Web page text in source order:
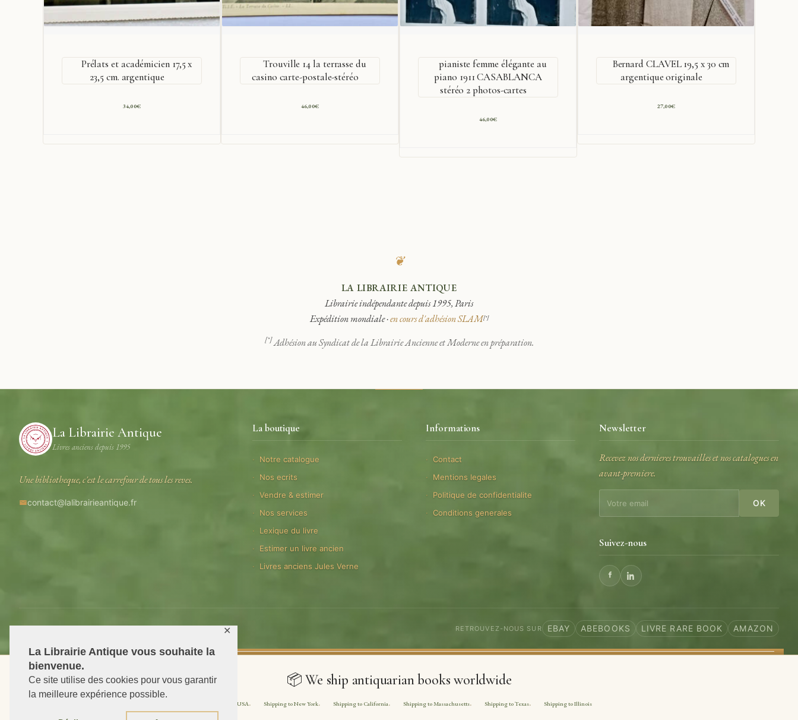
La Librairie Antique vous souhaite la
bienvenue.
Ce site utilise des cookies pour vous garantir
la meilleure expérience possible.
✕
Prélats et académicien 17,5 x
23,5 cm. argentique
34,00€
Trouville 14 la terrasse du
casino carte-postale-stéréo
46,00€
pianiste femme élégante au
piano 1911 CASABLANCA
stéréo 2 photos-cartes
46,00€
Bernard CLAVEL 19,5 x 30 cm
argentique originale
27,00€
❦
LA LIBRAIRIE ANTIQUE
Librairie indépendante depuis 1995, Paris
Expédition mondiale ·en cours d'adhésion SLAM[*]
[*]Adhésion au Syndicat de la Librairie Ancienne et Moderne en préparation.
La Librairie Antique
Livres anciens depuis 1995
Une bibliotheque, c'est le carrefour de tous les reves.
contact@lalibrairieantique.fr
La boutique
Notre catalogue
Nos ecrits
Vendre & estimer
Nos services
Lexique du livre
Estimer un livre ancien
Livres anciens Jules Verne
Informations
Contact
Mentions legales
Politique de confidentialite
Conditions generales
Newsletter
Recevez nos dernieres trouvailles et nos catalogues en
avant-premiere.
OK
Suivez-nous
© 2026 La Librairie Antique — Tous droits reserves RETROUVEZ-NOUS SUR EBAY ABEBOOKS LIVRE RARE BOOK AMAZON
📦 We ship antiquarian books worldwide
Shipping to USA Shipping to New York Shipping to California Shipping to Massachusetts Shipping to Texas Shipping to Illinois